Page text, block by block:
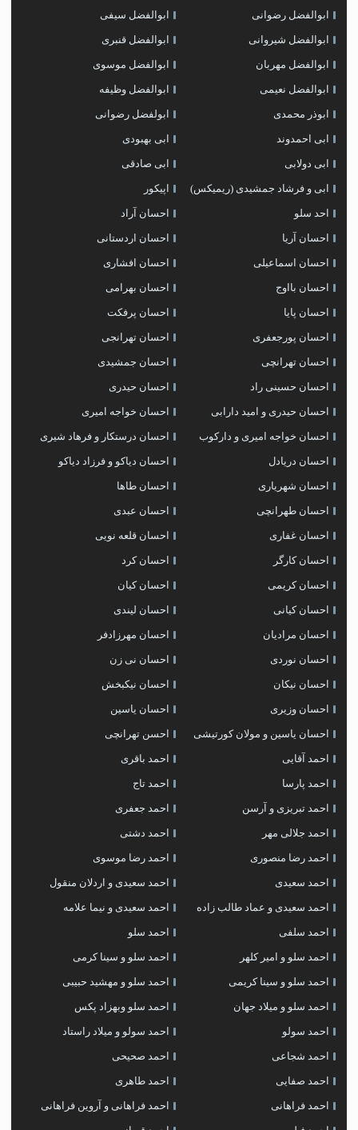
ابوالفضل رضوانی ابوالفضل سیفی
ابوالفضل شیروانی ابوالفضل قنبری
ابوالفضل مهربان ابوالفضل موسوی
ابوالفضل نعیمی ابوالفضل وظیفه
ابوذر محمدی ابولفضل رضوانی
ابی احمدوند ابی بهبودی
ابی دولابی ابی صادقی
ابی و فرشاد جمشیدی (ریمیکس) اپیکور
احد سلو احسان آراد
احسان آریا احسان اردستانی
احسان اسماعیلی احسان افشاری
احسان بااوج احسان بهرامی
احسان پایا احسان پرفکت
احسان پورجعفری احسان تهرانجی
احسان تهرانچی احسان جمشیدی
احسان حسینی راد احسان حیدری
احسان حیدری و امید دارابی احسان خواجه امیری
احسان خواجه امیری و دارکوب احسان درستكار و فرهاد شيرى
احسان دریادل احسان دیاکو و فرزاد دیاکو
احسان شهریاری احسان طاها
احسان طهرانچی احسان عبدی
احسان غفاری احسان قلعه نویی
احسان کارگر احسان کرد
احسان کریمی احسان کیان
احسان کیانی احسان لیندی
احسان مرادیان احسان مهرزادفر
احسان نوردی احسان نی زن
احسان نیکان احسان نیکبخش
احسان وزیری احسان یاسین
احسان یاسین و مولان کورتیشی احسن تهرانچی
احمد آقایی احمد باقری
احمد پارسا احمد تاج
احمد تبریزی و آرسن احمد جعفری
احمد جلالی مهر احمد دشتی
احمد رضا منصوری احمد رضا موسوی
احمد سعیدی احمد سعیدی و اردلان منقول
احمد سعیدی و عماد طالب زاده احمد سعیدی و نیما علامه
احمد سلفی احمد سلو
احمد سلو و امیر کلهر احمد سلو و سینا کرمی
احمد سلو و سینا کریمی احمد سلو و مهشید حبیبی
احمد سلو و میلاد جهان احمد سلو وبهزاد پکس
احمد سولو احمد سولو و میلاد راستاد
احمد شجاعی احمد صحیحی
احمد صفایی احمد طاهری
احمد فراهانی احمد فراهانی و آروین فراهانی